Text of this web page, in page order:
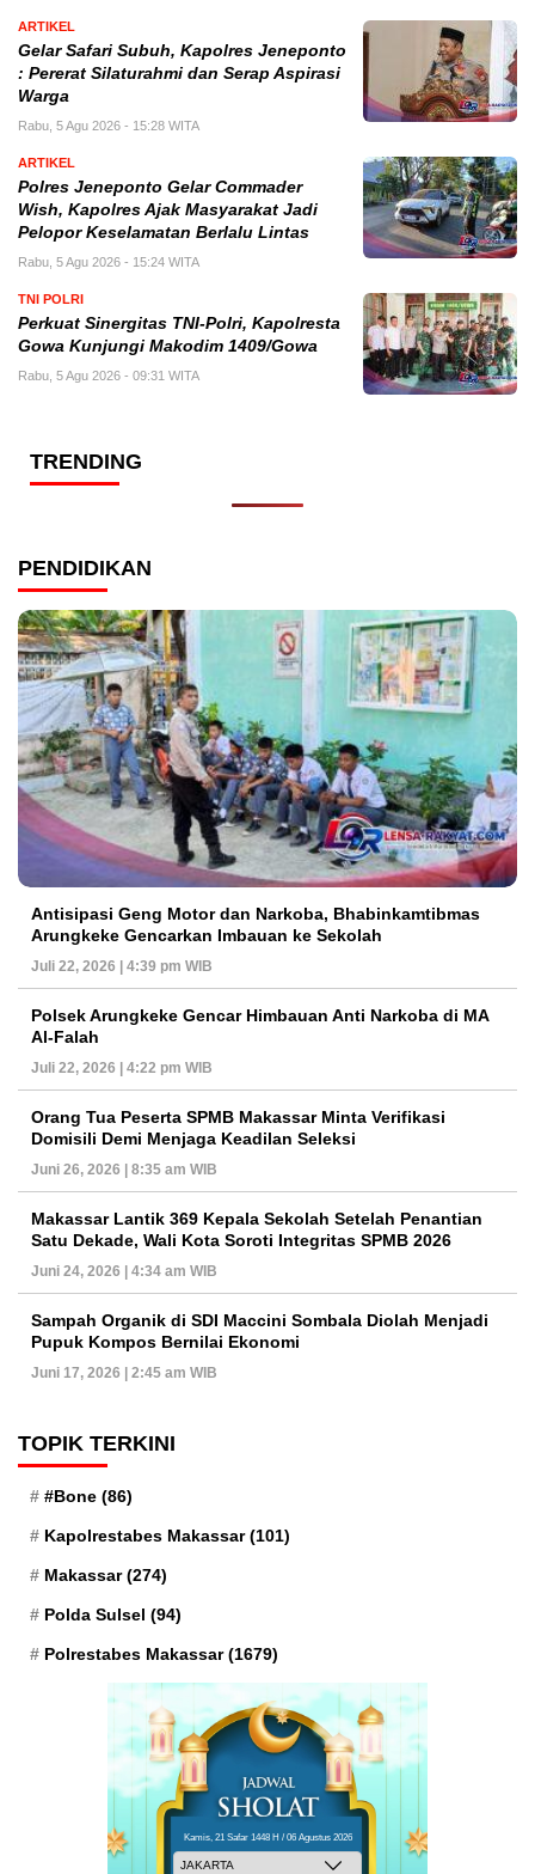
ARTIKEL
Gelar Safari Subuh, Kapolres Jeneponto
: Pererat Silaturahmi dan Serap Aspirasi
Warga
Rabu, 5 Agu 2026 - 15:28 WITA
ARTIKEL
Polres Jeneponto Gelar Commader
Wish, Kapolres Ajak Masyarakat Jadi
Pelopor Keselamatan Berlalu Lintas
Rabu, 5 Agu 2026 - 15:24 WITA
TNI POLRI
Perkuat Sinergitas TNI-Polri, Kapolresta
Gowa Kunjungi Makodim 1409/Gowa
Rabu, 5 Agu 2026 - 09:31 WITA
TRENDING
PENDIDIKAN
Antisipasi Geng Motor dan Narkoba, Bhabinkamtibmas
Arungkeke Gencarkan Imbauan ke Sekolah
Juli 22, 2026 | 4:39 pm WIB
Polsek Arungkeke Gencar Himbauan Anti Narkoba di MA
Al-Falah
Juli 22, 2026 | 4:22 pm WIB
Orang Tua Peserta SPMB Makassar Minta Verifikasi
Domisili Demi Menjaga Keadilan Seleksi
Juni 26, 2026 | 8:35 am WIB
Makassar Lantik 369 Kepala Sekolah Setelah Penantian
Satu Dekade, Wali Kota Soroti Integritas SPMB 2026
Juni 24, 2026 | 4:34 am WIB
Sampah Organik di SDI Maccini Sombala Diolah Menjadi
Pupuk Kompos Bernilai Ekonomi
Juni 17, 2026 | 2:45 am WIB
TOPIK TERKINI
#Bone (86)
Kapolrestabes Makassar(101)
Makassar(274)
Polda Sulsel (94)
Polrestabes Makassar(1679)
Kamis, 21 Safar 1448 H / 06 Agustus 2026